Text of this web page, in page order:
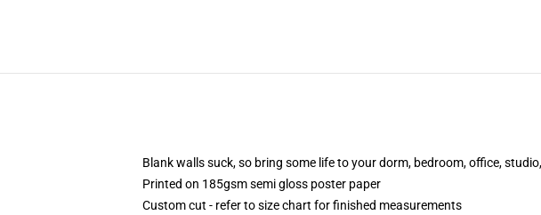
Blank walls suck, so bring some life to your dorm, bedroom, office,
Printed on 185gsm semi gloss poster paper
Custom cut - refer to size chart for finished measurements